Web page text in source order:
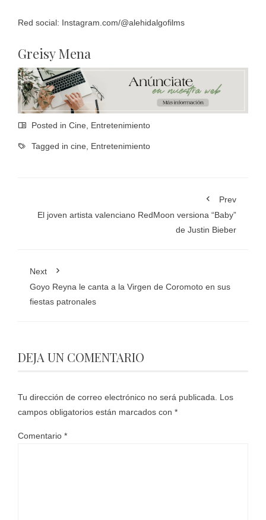
Red social: Instagram.com/@alehidalgofilms
Greisy Mena
Posted in Cine Entretenimiento
Tagged in cine Entretenimiento
Prev
El joven artista valenciano RedMoon versiona “Baby”
de Justin Bieber
Next
Goyo Reyna le canta a la Virgen de Coromoto en sus
fiestas patronales
DEJA UN COMENTARIO
Tu dirección de correo electrónico no será publicada.
Los
campos obligatorios están marcados con *
Comentario *